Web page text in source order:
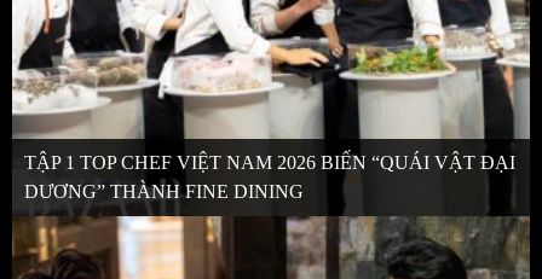
TẬP 1 TOP CHEF VIỆT NAM 2026 BIẾN “QUÁI VẬT ĐẠI
DƯƠNG” THÀNH FINE DINING